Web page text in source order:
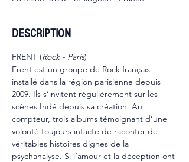
DESCRIPTION
FRENT (Rock - Paris)
Frent est un groupe de Rock français
installé dans la région parisienne depuis
2009. Ils s’invitent régulièrement sur les
scènes Indé depuis sa création. Au
compteur, trois albums témoignant d’une
volonté toujours intacte de raconter de
véritables histoires dignes de la
psychanalyse. Si l’amour et la déception ont